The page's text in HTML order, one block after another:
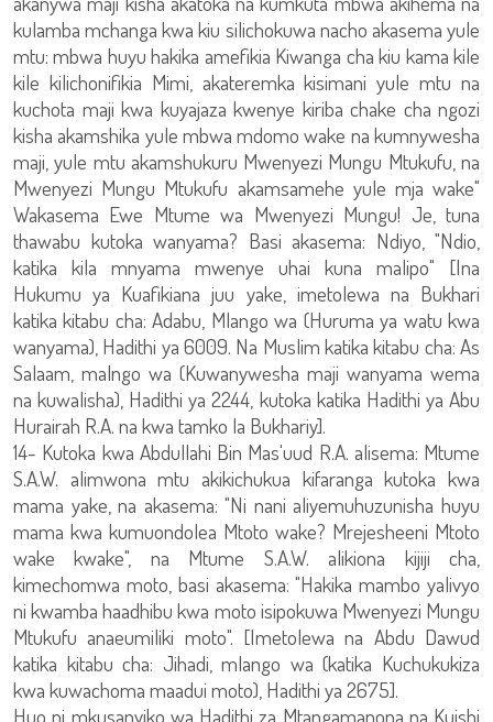
kulamba mchanga kwa kiu silichokuwa nacho akasema yule
mtu: mbwa huyu hakika amefikia Kiwanga cha kiu kama kile
kile kilichonifikia Mimi, akateremka kisimani yule mtu na
kuchota maji kwa kuyajaza kwenye kiriba chake cha ngozi
kisha akamshika yule mbwa mdomo wake na kumnywesha
maji, yule mtu akamshukuru Mwenyezi Mungu Mtukufu, na
Mwenyezi Mungu Mtukufu akamsamehe yule mja wake"
Wakasema Ewe Mtume wa Mwenyezi Mungu! Je, tuna
thawabu kutoka wanyama? Basi akasema: Ndiyo, "Ndio,
katika kila mnyama mwenye uhai kuna malipo" [Ina
Hukumu ya Kuafikiana juu yake, imetolewa na Bukhari
katika kitabu cha: Adabu, Mlango wa (Huruma ya watu kwa
wanyama), Hadithi ya 6009. Na Muslim katika kitabu cha: As
Salaam, malngo wa (Kuwanywesha maji wanyama wema
na kuwalisha), Hadithi ya 2244, kutoka katika Hadithi ya Abu
Hurairah R.A. na kwa tamko la Bukhariy].
14- Kutoka kwa Abdullahi Bin Mas'uud R.A. alisema: Mtume
S.A.W. alimwona mtu akikichukua kifaranga kutoka kwa
mama yake, na akasema: "Ni nani aliyemuhuzunisha huyu
mama kwa kumuondolea Mtoto wake? Mrejesheeni Mtoto
wake kwake", na Mtume S.A.W. alikiona kijiji cha,
kimechomwa moto, basi akasema: "Hakika mambo yalivyo
ni kwamba haadhibu kwa moto isipokuwa Mwenyezi Mungu
Mtukufu anaeumiliki moto". [Imetolewa na Abdu Dawud
katika kitabu cha: Jihadi, mlango wa (katika Kuchukukiza
kwa kuwachoma maadui moto), Hadithi ya 2675].
Huo ni mkusanyiko wa Hadithi za Mtangamanona na Kuishi